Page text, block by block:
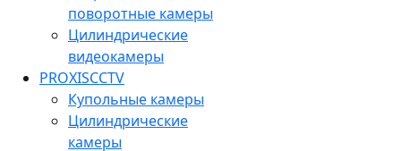
поворотные камеры
Цилиндрические
видеокамеры
PROXISCCTV
Купольные камеры
Цилиндрические
камеры